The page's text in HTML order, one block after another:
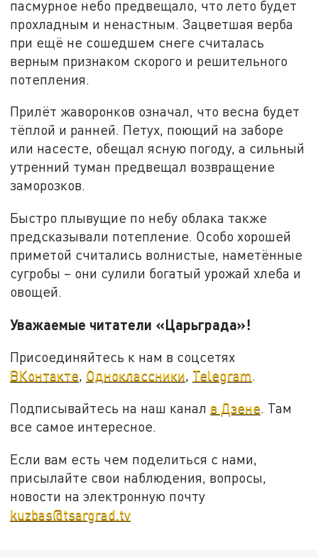
пасмурное небо предвещало, что лето будет
прохладным и ненастным. Зацветшая верба
при ещё не сошедшем снеге считалась
верным признаком скорого и решительного
потепления.
Прилёт жаворонков означал, что весна будет
тёплой и ранней. Петух, поющий на заборе
или насесте, обещал ясную погоду, а сильный
утренний туман предвещал возвращение
заморозков.
Быстро плывущие по небу облака также
предсказывали потепление. Особо хорошей
приметой считались волнистые, наметённые
сугробы – они сулили богатый урожай хлеба и
овощей.
Уважаемые читатели «Царьграда»!
Присоединяйтесь к нам в соцсетях
ВКонтакте, Одноклассники, Telegram.
Подписывайтесь на наш канал в Дзене. Там
все самое интересное.
Если вам есть чем поделиться с нами,
присылайте свои наблюдения, вопросы,
новости на электронную почту
kuzbas@tsargrad.tv